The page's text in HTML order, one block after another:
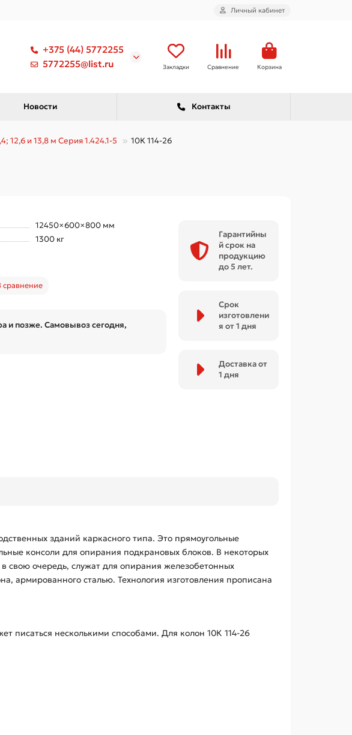
Личный кабинет
+375 (44) 5772255
5772255@list.ru
Закладки Сравнение Корзина
Новости Контакты
12,6 и 13,8 м Серия 1.424.1-5 10К 114-26
12450×600×800 мм
1300 кг
сравнение
и позже. Самовывоз сегодня,
Гарантийны
й срок на
продукцию
до 5 лет.
Срок
изготовлени
я от 1 дня
Доставка от
1 дня
зданий каркасного типа. Это прямоугольные
консоли для опирания подкрановых блоков. В некоторых
свою очередь, служат для опирания железобетонных
армированного сталью. Технология изготовления прописана
писаться несколькими способами. Для колон 10К 114-26